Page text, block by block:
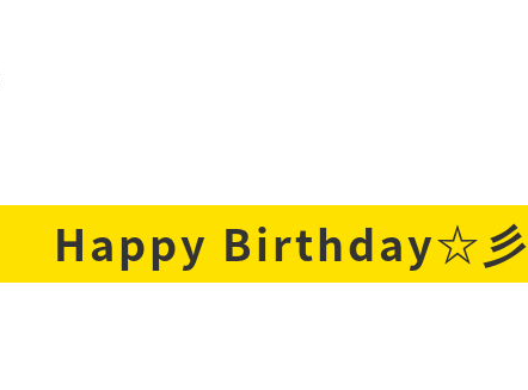
Happy Birthday☆彡